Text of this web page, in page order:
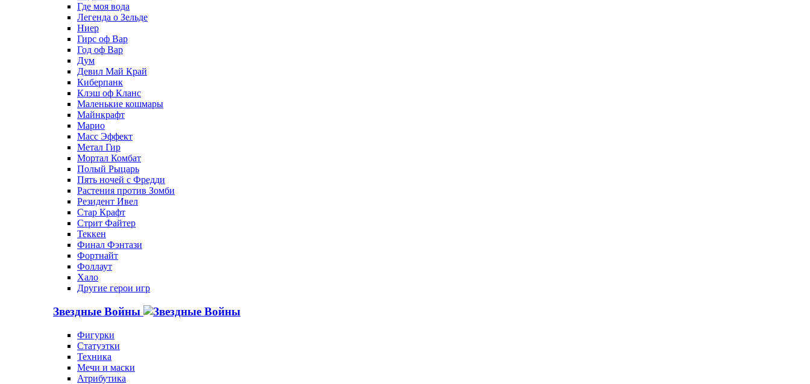
Где моя вода
Легенда о Зельде
Ниер
Гирс оф Вар
Год оф Вар
Дум
Девил Май Край
Киберпанк
Клэш оф Кланс
Маленькие кошмары
Майнкрафт
Марио
Масс Эффект
Метал Гир
Мортал Комбат
Полый Рыцарь
Пять ночей с Фредди
Растения против Зомби
Резидент Ивел
Стар Крафт
Стрит Файтер
Теккен
Финал Фэнтази
Фортнайт
Фоллаут
Хало
Другие герои игр
Звездные Войны
Фигурки
Статуэтки
Техника
Мечи и маски
Атрибутика